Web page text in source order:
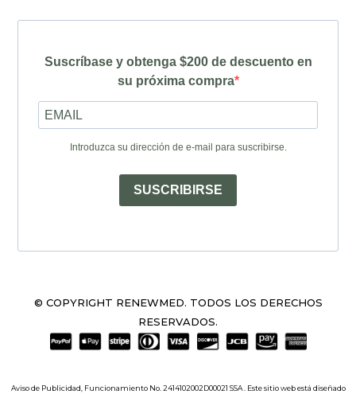
Suscríbase y obtenga $200 de descuento en
su próxima compra
Introduzca su dirección de e-mail para suscribirse.
SUSCRIBIRSE
© COPYRIGHT RENEWMED. TODOS LOS DERECHOS
RESERVADOS.
Aviso de Publicidad, Funcionamiento No. 2414102002D00021 SSA . Este sitio web está diseñado